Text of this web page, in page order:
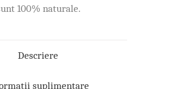
100% naturale.
Descriere
suplimentare